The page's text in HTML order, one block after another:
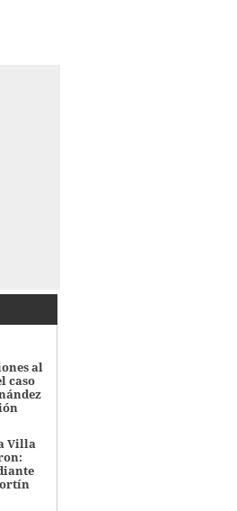
al
caso
Villa